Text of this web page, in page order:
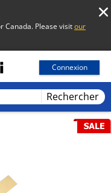
Canada. Please visitour
Connexion
Rechercher